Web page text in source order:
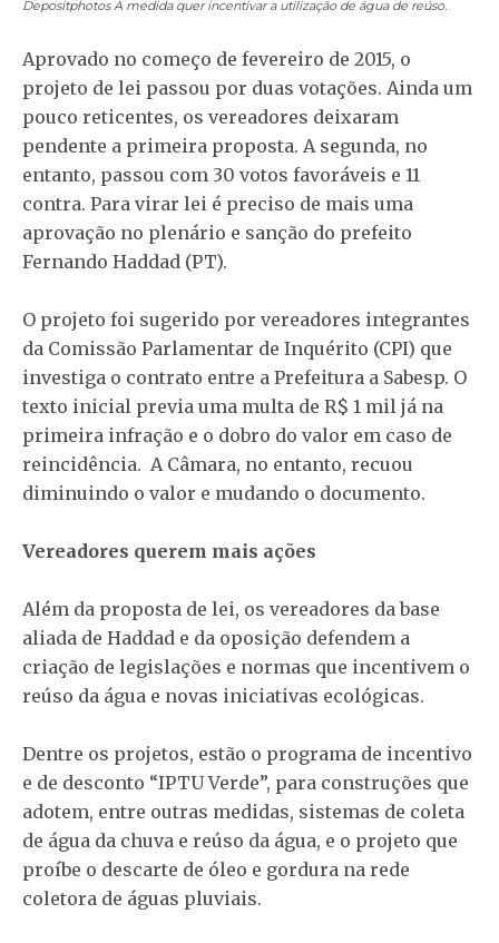
DepositphotosA medida quer incentivar a utilização de água de reúso.
Aprovado no começo de fevereiro de 2015, o
projeto de lei passou por duas votações. Ainda um
pouco reticentes, os vereadores deixaram
pendente a primeira proposta. A segunda, no
entanto, passou com 30 votos favoráveis e 11
contra. Para virar lei é preciso de mais uma
aprovação no plenário e sanção do prefeito
Fernando Haddad (PT).
O projeto foi sugerido por vereadores integrantes
da Comissão Parlamentar de Inquérito (CPI) que
investiga o contrato entre a Prefeitura a Sabesp. O
texto inicial previa uma multa de R$ 1 mil já na
primeira infração e o dobro do valor em caso de
reincidência. A Câmara, no entanto, recuou
diminuindo o valor e mudando o documento.
Vereadores querem mais ações
Além da proposta de lei, os vereadores da base
aliada de Haddad e da oposição defendem a
criação de legislações e normas que incentivem o
reúso da água e novas iniciativas ecológicas.
Dentre os projetos, estão o programa de incentivo
e de desconto “IPTU Verde”, para construções que
adotem, entre outras medidas, sistemas de coleta
de água da chuva e reúso da água, e o projeto que
proíbe o descarte de óleo e gordura na rede
coletora de águas pluviais.